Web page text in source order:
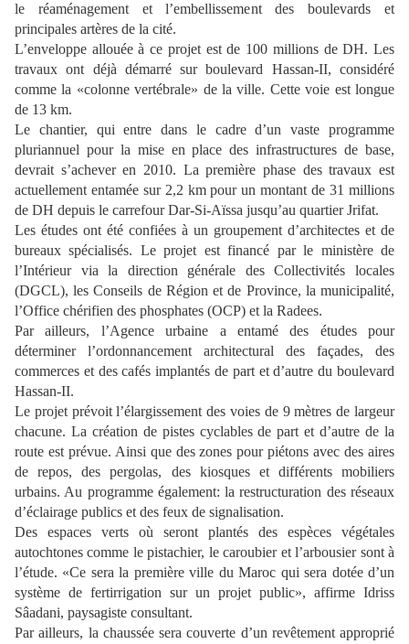
le réaménagement et l’embellissement des boulevards et
principales artères de la cité.
L’enveloppe allouée à ce projet est de 100 millions de DH. Les
travaux ont déjà démarré sur boulevard Hassan-II, considéré
comme la «colonne vertébrale» de la ville. Cette voie est longue
de 13 km.
Le chantier, qui entre dans le cadre d’un vaste programme
pluriannuel pour la mise en place des infrastructures de base,
devrait s’achever en 2010. La première phase des travaux est
actuellement entamée sur 2,2 km pour un montant de 31 millions
de DH depuis le carrefour Dar-Si-Aïssa jusqu’au quartier Jrifat.
Les études ont été confiées à un groupement d’architectes et de
bureaux spécialisés. Le projet est financé par le ministère de
l’Intérieur via la direction générale des Collectivités locales
(DGCL), les Conseils de Région et de Province, la municipalité,
l’Office chérifien des phosphates (OCP) et la Radees.
Par ailleurs, l’Agence urbaine a entamé des études pour
déterminer l’ordonnancement architectural des façades, des
commerces et des cafés implantés de part et d’autre du boulevard
Hassan-II.
Le projet prévoit l’élargissement des voies de 9 mètres de largeur
chacune. La création de pistes cyclables de part et d’autre de la
route est prévue. Ainsi que des zones pour piétons avec des aires
de repos, des pergolas, des kiosques et différents mobiliers
urbains. Au programme également: la restructuration des réseaux
d’éclairage publics et des feux de signalisation.
Des espaces verts où seront plantés des espèces végétales
autochtones comme le pistachier, le caroubier et l’arbousier sont à
l’étude. «Ce sera la première ville du Maroc qui sera dotée d’un
système de fertirrigation sur un projet public», affirme Idriss
Sâadani, paysagiste consultant.
Par ailleurs, la chaussée sera couverte d’un revêtement approprié